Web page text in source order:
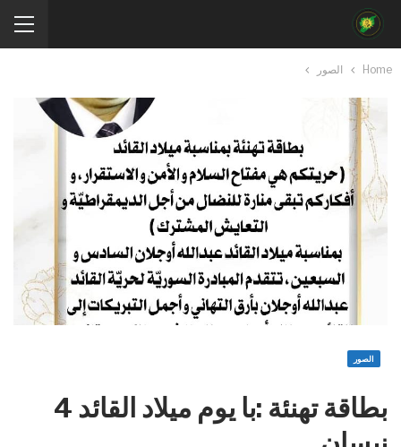
Home الصور
الصور
بطاقة تهنئة :با يوم ميلاد القائد 4